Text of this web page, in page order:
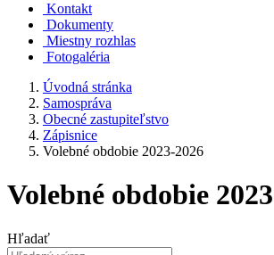
Kontakt
Dokumenty
Miestny rozhlas
Fotogaléria
Úvodná stránka
Samospráva
Obecné zastupiteľstvo
Zápisnice
Volebné obdobie 2023-2026
Volebné obdobie
Hľadať